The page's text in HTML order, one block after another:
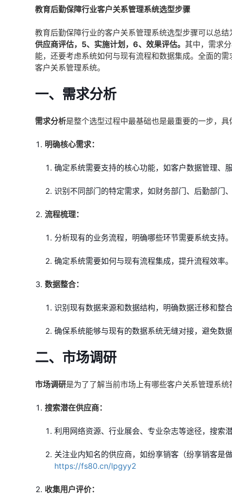
教育后勤保障行业客户关系管理系统选型步骤
教育后勤保障行业的客户关系管理系统选型步骤可以总结
供应商评估，5、实施计划，6、效果评估。 其中，需求
能，还要考虑系统如何与现有流程和数据集成。全面的
客户关系管理系统。
一、需求分析
需求分析是整个选型过程中最基础也是最重要的一步，具
明确核心需求：
确定系统需要支持的核心功能，如客户数据管理、
识别不同部门的特定需求，如财务部门、后勤部门
流程梳理：
分析现有的业务流程，明确哪些环节需要系统支持。
确定系统需要如何与现有流程集成，提升流程效率。
数据整合：
识别现有数据来源和数据结构，明确数据迁移和整合
确保系统能够与现有的数据系统无缝对接，避免数据
二、市场调研
市场调研是为了了解当前市场上有哪些客户关系管理系
搜索潜在供应商：
利用网络资源、行业展会、专业杂志等途径，搜索
关注业内知名的供应商，如纷享销客（纷享销客是
https://fs80.cn/lpgyy2
收集用户评价：